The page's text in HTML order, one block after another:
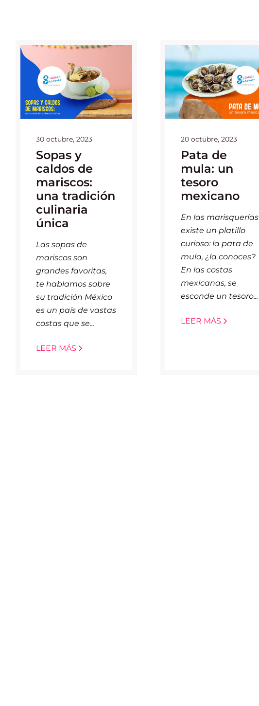
30 octubre, 2023
Sopas y
caldos de
mariscos:
una tradición
culinaria
única
Las sopas de
mariscos son
grandes favoritas,
te hablamos sobre
su tradición México
es un país de vastas
costas que se...
LEER MÁS
20 octubre, 2023
Pata de
mula: un
tesoro
mexicano
En las marisquerías
existe un platillo
curioso: la pata de
mula, ¿la conoces?
En las costas
mexicanas, se
esconde un tesoro...
LEER MÁS